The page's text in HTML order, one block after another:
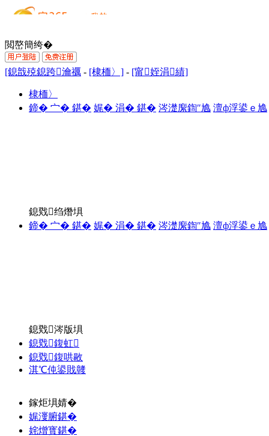
閲嶅簡绔�
[鎴戠殑鎴跨瀹禲 - [棣栭〉] - [甯姪涓績]
棣栭〉
鍗� 宀� 鍖� 娓� 涓� 鍖� 涔濋緳鍧″尯 澶ф浮鍙ｅ尯
鎴戣绉熸埧
鍗� 宀� 鍖� 娓� 涓� 鍖� 涔濋緳鍧″尯 澶ф浮鍙ｅ尯
鎴戣涔版埧
鎴戣鍑虹
鎴戣鍑哄敭
淇℃伅鍙戝竷
鎵炬埧婧�
娓濅腑鍖�
姹熷寳鍖�